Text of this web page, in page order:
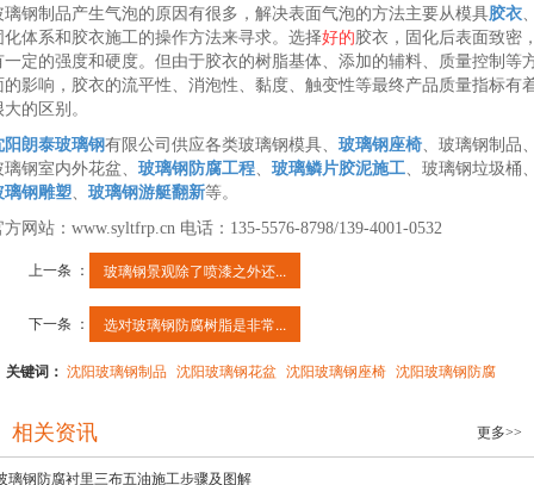
璃钢制品产生气泡的原因有很多，解决表面气泡的方法主要从模具胶衣
化体系和胶衣施工的操作方法来寻求。选择好的胶衣，固化后表面致密
一定的强度和硬度。但由于胶衣的树脂基体、添加的辅料、质量控制等
的影响，胶衣的流平性、消泡性、黏度、触变性等最终产品质量指标有
的区别。
阳朗泰玻璃钢有限公司供应各类玻璃钢模具、 玻璃钢座椅、玻璃钢制品
璃钢室内外花盆、 玻璃钢防腐工程、 玻璃鳞片胶泥施工、玻璃钢垃圾桶
璃钢雕塑、 玻璃钢游艇翻新等。
方网站：www.syltfrp.cn 电话：135-5576-8798/139-4001-0532
上一条 ： 玻璃钢景观除了喷漆之外还...
下一条 ： 选对玻璃钢防腐树脂是非常...
关键词： 沈阳玻璃钢制品 沈阳玻璃钢花盆 沈阳玻璃钢座椅 沈阳玻璃钢防腐
相关资讯 更多>>
璃钢防腐衬里三布五油施工步骤及图解